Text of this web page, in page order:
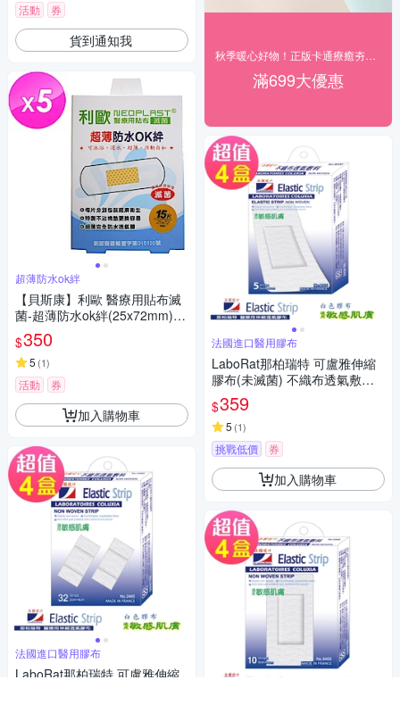
活動 券
貨到通知我
超薄防水ok絆
【貝斯康】利歐 醫療用貼布滅
菌-超薄防水ok絆(25x72mm)15
片x5盒
$350
5 (1)
活動 券
加入購物車
法國進口醫用膠布
LaboRat那柏瑞特 可盧雅伸縮
滿699大優惠
法國進口醫用膠布
LaboRat那柏瑞特 可盧雅伸縮
膠布(未滅菌) 不織布透氣敷料5
片(5x10cm)(4盒組)
$359
5 (1)
挑戰低價 券
加入購物車